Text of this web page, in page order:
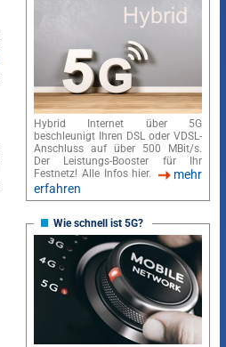
Hybrid Internet über 5G
beschleunigt Ihren DSL oder VDSL-
Anschluss auf über 500 MBit/s.
Der Leistungs-Booster für Ihr
Festnetz! Alle Infos hier.
mehr
erfahren
Wie schnell ist 5G?